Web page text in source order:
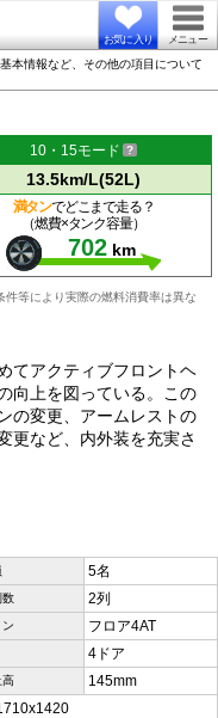
お気に入り メニュー
本情報など、その他の項目について
10・15モード
13.5km/L(52L)
満タンでどこまで走る？
（燃費×タンク容量）
702 km
等により実際の燃料消費率は異な
てアクティブフロントヘ
向上を図っている。この
の変更、アームレストの
更など、内外装を充実さ
5名
数 2列
ン フロア4AT
4ドア
高 145mm